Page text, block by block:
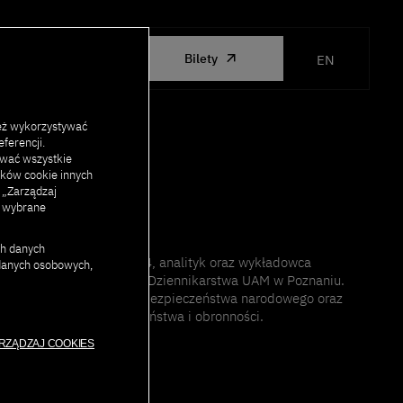
Bilety EN
analiz Grupy Defence24, analityk oraz wykładowca
Nauk Politycznych i Dziennikarstwa UAM w Poznaniu.
międzynarodowych, bezpieczeństwa narodowego oraz
w zakresie bezpieczeństwa i obronności.
wykorzystywać
wszystkie
cookie innych
wybrane
danych
osobowych,
COOKIES